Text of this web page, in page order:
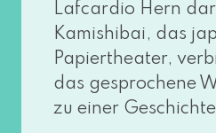
Lafcardio Hern
Kamishibai, das
Papiertheater,
das gespro­che­ne
zu einer